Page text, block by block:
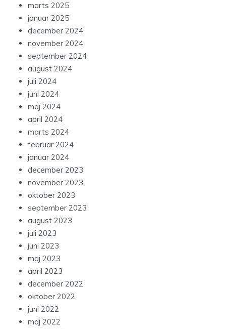
marts 2025
januar 2025
december 2024
november 2024
september 2024
august 2024
juli 2024
juni 2024
maj 2024
april 2024
marts 2024
februar 2024
januar 2024
december 2023
november 2023
oktober 2023
september 2023
august 2023
juli 2023
juni 2023
maj 2023
april 2023
december 2022
oktober 2022
juni 2022
maj 2022